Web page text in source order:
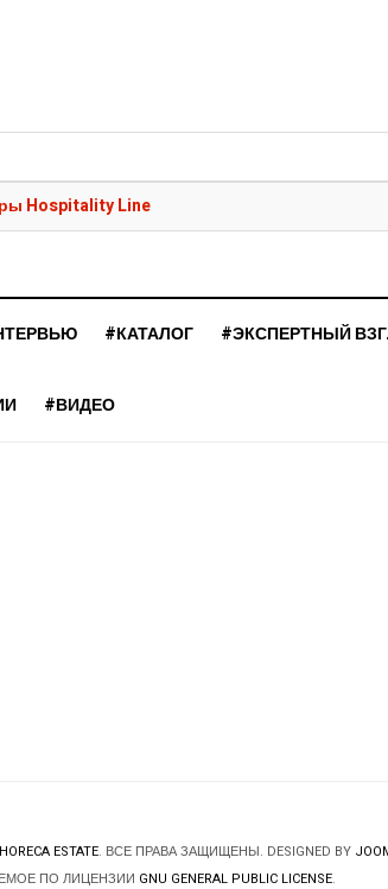
Hospitality Line
#КАТАЛОГ #ЭКСПЕРТНЫЙ
#ВИДЕО
HORECA ESTATE. ВСЕ ПРАВА ЗАЩИЩЕНЫ. DESIGNED BY
ПО ЛИЦЕНЗИИ GNU GENERAL PUBLIC LICENSE.